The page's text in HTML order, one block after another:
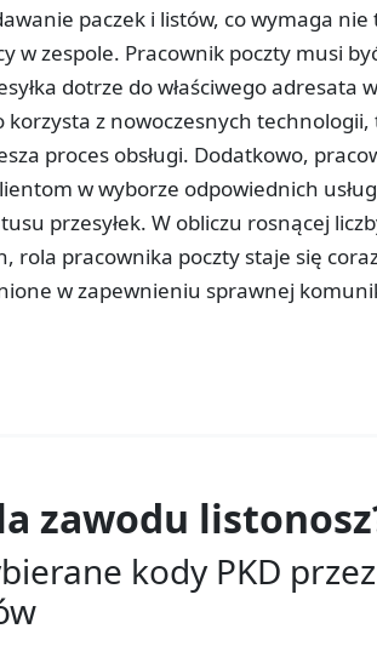
paczek i listów, co wymaga
w zespole. Pracownik poczty musi
dotrze do właściwego adresata
korzysta z nowoczesnych
proces obsługi. Dodatkowo,
w wyborze odpowiednich
przesyłek. W obliczu rosnącej
rola pracownika poczty staje się
w zapewnieniu sprawnej
zawodu
kody PKD przez